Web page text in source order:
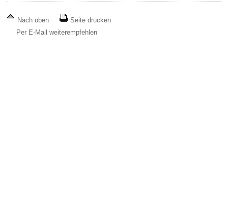
Nach oben
Seite drucken
Per E-Mail weiterempfehlen